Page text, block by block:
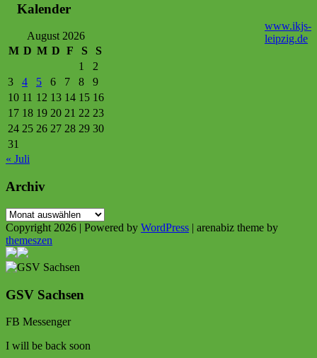
www.ikjs-
leipzig.de
Kalender
August 2026
M D M D F S
S
1
2
3
4 5 6 7 8
9
10 11 12 13 14 15 16
17 18 19 20 21 22 23
24 25 26 27 28 29 30
31
« Juli
Archiv
Archiv
Copyright 2026 | Powered by WordPress | arenabiz theme by
themeszen
GSV Sachsen
FB Messenger
I will be back soon